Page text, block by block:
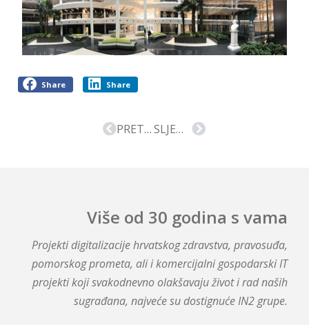
Share Share
PRETHODNA VIJEST SLJEDEĆA VIJEST
Više od 30 godina s vama
Projekti digitalizacije hrvatskog zdravstva, pravosuđa,
pomorskog prometa, ali i komercijalni gospodarski IT
projekti koji svakodnevno olakšavaju život i rad naših
sugrađana, najveće su dostignuće IN2 grupe.